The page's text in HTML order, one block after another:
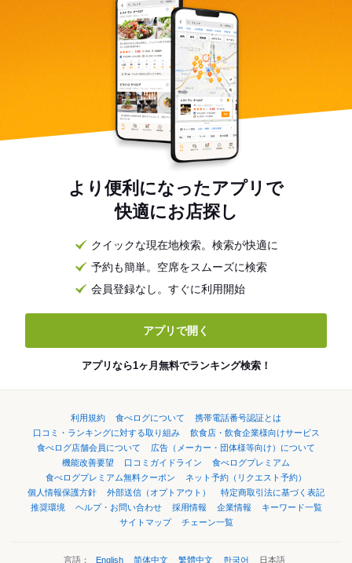
より便利になったアプリで
快適にお店探し
クイックな現在地検索。検索が快適に
予約も簡単。空席をスムーズに検索
会員登録なし。すぐに利用開始
アプリで開く
アプリなら1ヶ月無料でランキング検索！
利用規約 食べログについて
携帯電話番号認証とは
口コミ・ランキングに対する取り組み
飲食店・飲食企業様向けサービス
食べログ店舗会員について
広告（メーカー・団体様等向け）について
機能改善要望
口コミガイドライン
食べログプレミアム
食べログプレミアム無料クーポン
ネット予約（リクエスト予約）
個人情報保護方針
外部送信（オプトアウト）
特定商取引法に基づく表記
推奨環境
ヘルプ・お問い合わせ 採用情報 企業情報
キーワード一覧
サイトマップ
チェーン一覧
言語： English 简体中文 繁體中文 한국어 日本語